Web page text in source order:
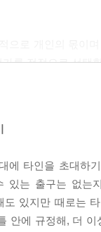
를 전적으로 선택
기 입장에 익숙한
심적인 문제 중
에 타인을 초대하
있는 출구는 없는
있지만 때로는
안에 규정해, 더